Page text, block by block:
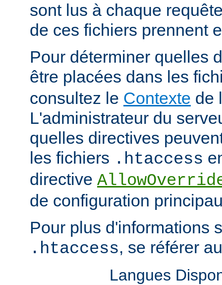
sont lus à chaque
de ces fichiers prennent
Pour déterminer quelles
être placées dans les
consultez le Contexte de
L'administrateur du
quelles directives
les fichiers .htaccess
directive
de configuration
Pour plus d'informations
.htaccess, se référer
Langues